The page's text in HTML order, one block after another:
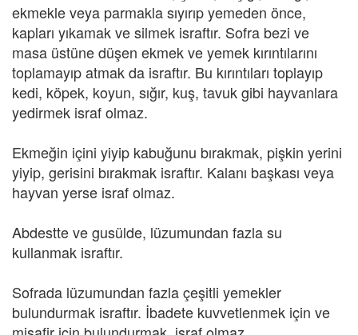
ekmekle veya parmakla sıyırıp yemeden önce,
kapları yıkamak ve silmek israftır. Sofra bezi ve
masa üstüne düşen ekmek ve yemek kırıntılarını
toplamayıp atmak da israftır. Bu kırıntıları toplayıp
kedi, köpek, koyun, sığır, kuş, tavuk gibi hayvanlara
yedirmek israf olmaz.
Ekmeğin içini yiyip kabuğunu bırakmak, pişkin yerini
yiyip, gerisini bırakmak israftır. Kalanı başkası veya
hayvan yerse israf olmaz.
Abdestte ve gusülde, lüzumundan fazla su
kullanmak israftır.
Sofrada lüzumundan fazla çeşitli yemekler
bulundurmak israftır. İbadete kuvvetlenmek için ve